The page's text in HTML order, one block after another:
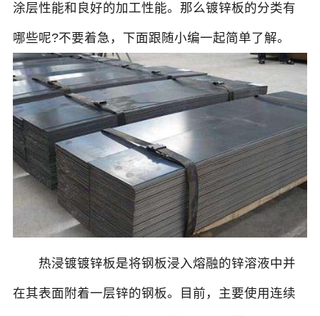
涂层性能和良好的加工性能。那么镀锌板的分类有
哪些呢?不要着急，下面跟随小编一起简单了解。
热浸镀镀锌板是将钢板浸入熔融的锌溶液中并
在其表面附着一层锌的钢板。目前，主要使用连续